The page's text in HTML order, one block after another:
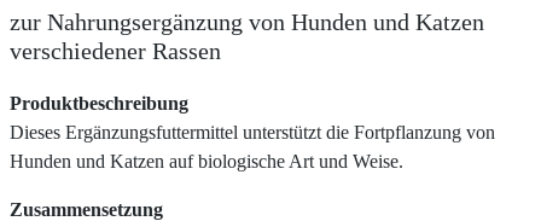
zur Nahrungsergänzung von Hunden und Katzen
verschiedener Rassen
Produktbeschreibung
Dieses Ergänzungsfuttermittel unterstützt die Fortpflanzung von
Hunden und Katzen auf biologische Art und Weise.
Zusammensetzung